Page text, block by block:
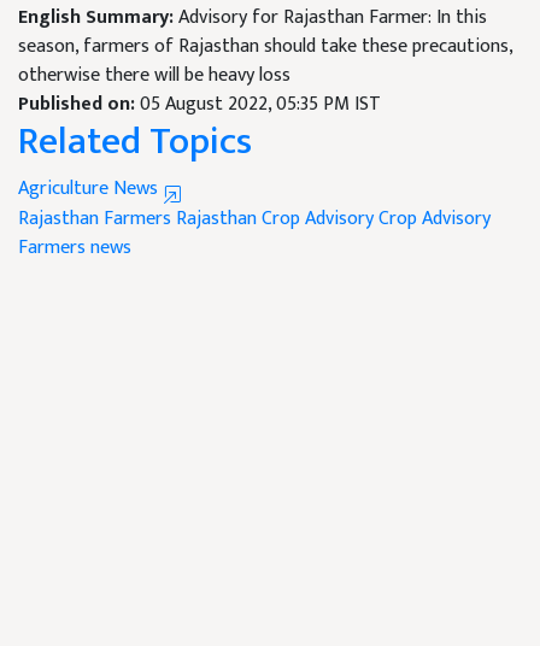
English Summary:Advisory for Rajasthan Farmer: In this
season, farmers of Rajasthan should take these precautions,
otherwise there will be heavy loss
Published on:05 August 2022, 05:35 PM IST
Related Topics
Agriculture News
Rajasthan Farmers Rajasthan Crop AdvisoryCrop Advisory
Farmers news